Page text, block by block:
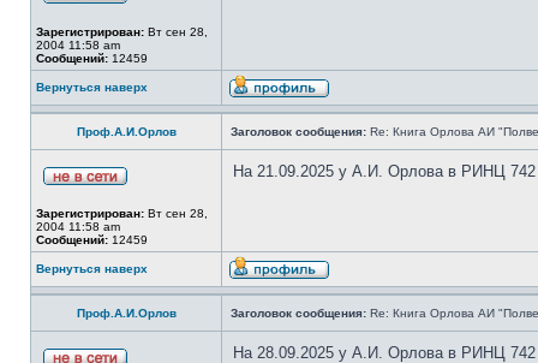
Зарегистрирован: Вт сен 28,
2004 11:58 am
Сообщений: 12459
Вернуться наверх
Проф.А.И.Орлов Заголовок сообщения: Re: Книга Орлова АИ
Зарегистрирован: Вт сен 28,
2004 11:58 am
Сообщений: 12459
На 21.09.2025 у А.И. Орлова в РИНЦ 742
Вернуться наверх
Проф.А.И.Орлов Заголовок сообщения: Re: Книга Орлова АИ
На 28.09.2025 у А.И. Орлова в РИНЦ 742